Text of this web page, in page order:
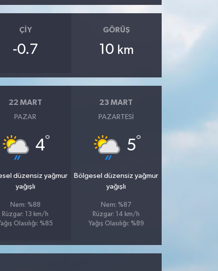
ÇIY
-0.7
GÖRÜŞ
10 km
22 MART
PAZAR
4°
düzensiz yağmur
yağışlı
Nem: %88
Rüzgar: 13 km/h
Olasılığı: %85
23 MART
PAZARTESI
5°
Bölgesel düzensiz yağmur
yağışlı
Nem: %87
Rüzgar: 14 km/h
Yağış Olasılığı: %89